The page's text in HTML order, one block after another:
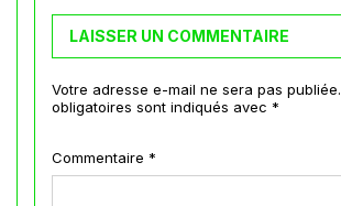
LAISSER UN COMMENTAIRE
Votre adresse e-mail ne sera pas publiée.
obligatoires sont indiqués avec *
Commentaire *